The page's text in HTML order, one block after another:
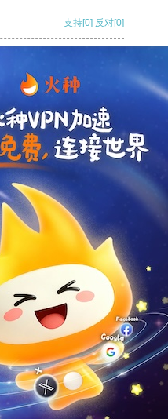
支持[0] 反对[0]
反对
反对[0]
外网网址导航
软件中心
卓
黑洞加速器最新版
度器v1.0